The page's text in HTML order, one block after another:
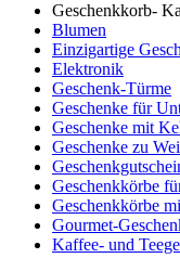
Geschenkkorb-
Blumen
Einzigartige
Elektronik
Geschenk-Türme
Geschenke für
Geschenke mit
Geschenke zu
Geschenkkörbe
Geschenkkörbe
Gourmet-
Kaffee- und